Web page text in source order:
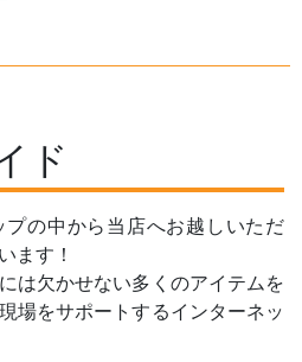
ド
の中から当店へお越しいただ
ます！
は欠かせない多くのアイテムを
場をサポートするインターネッ